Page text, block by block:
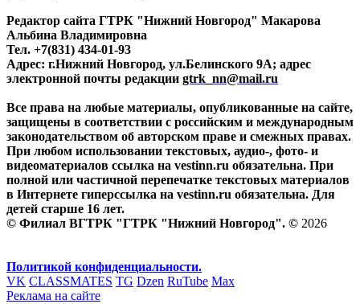
Редактор сайта ГТРК "Нижний Новгород" Макарова
Альбина Владимировна
Тел. +7(831) 434-01-93
Адрес: г.Нижний Новгород, ул.Белинского 9А; адрес
электронной почты редакции gtrk_nn@mail.ru
Все права на любые материалы, опубликованные на сайте,
защищены в соответствии с российским и международным
законодательством об авторском праве и смежных правах.
При любом использовании текстовых, аудио-, фото- и
видеоматериалов ссылка на vestinn.ru обязательна. При
полной или частичной перепечатке текстовых материалов
в Интернете гиперссылка на vestinn.ru обязательна. Для
детей старше 16 лет.
© Филиал ВГТРК "ГТРК "Нижний Новгород". © 2026
Политикой конфиденциальности.
VK CLASSMATES TG Dzen RuTube Max
Реклама на сайте